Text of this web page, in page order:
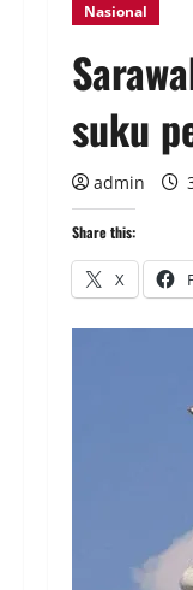
Nasional
suku
admin
Share this:
X